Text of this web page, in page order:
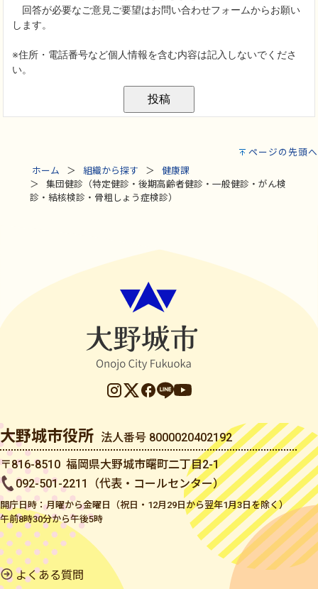
ページの先頭へ
ホーム
組織から探す
健康課
集団健診（特定健診・後期高齢者健診・一般健診・がん検
診・結核検診・骨粗しょう症検診）
大野城市役所 法人番号 8000020402192
〒816-8510 福岡県大野城市曙町二丁目2-1
092-501-2211（代表・コールセンター）
開庁日時：月曜から金曜日（祝日・12月29日から翌年1月3日を除く）
午前8時30分から午後5時
よくある質問